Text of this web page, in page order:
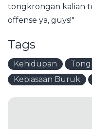
tongkrongan kalian
offense ya, guys!"
Tags
Kehidupan
Kebiasaan Buruk